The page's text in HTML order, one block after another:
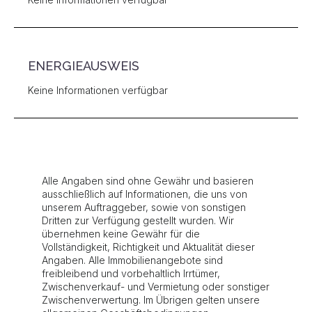
ENERGIEAUSWEIS
Keine Informationen verfügbar
Alle Angaben sind ohne Gewähr und basieren
ausschließlich auf Informationen, die uns von
unserem Auftraggeber, sowie von sonstigen
Dritten zur Verfügung gestellt wurden. Wir
übernehmen keine Gewähr für die
Vollständigkeit, Richtigkeit und Aktualität dieser
Angaben. Alle Immobilienangebote sind
freibleibend und vorbehaltlich Irrtümer,
Zwischenverkauf- und Vermietung oder sonstiger
Zwischenverwertung. Im Übrigen gelten unsere